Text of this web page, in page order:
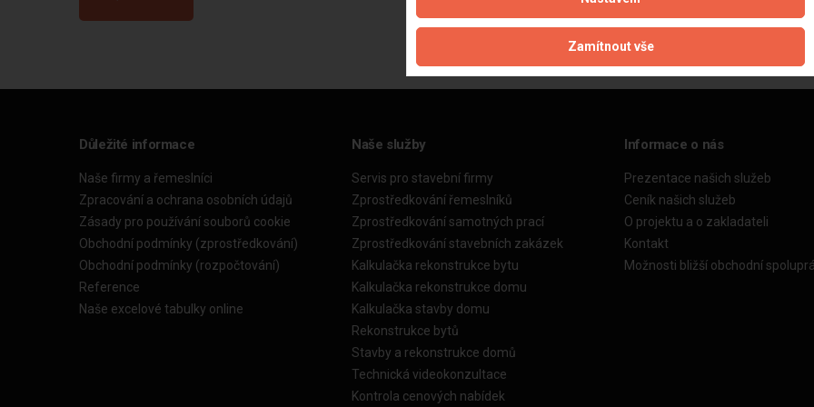
Důležité informace
Naše firmy a řemeslníci
Zpracování a ochrana osobních údajů
Zásady pro používání souborů cookie
Obchodní podmínky (zprostředkování)
Obchodní podmínky (rozpočtování)
Reference
Naše excelové tabulky online
Naše služby
Servis pro stavební firmy
Zprostředkování řemeslníků
Zprostředkování samotných prací
Zprostředkování stavebních zakázek
Kalkulačka rekonstrukce bytu
Kalkulačka rekonstrukce domu
Kalkulačka stavby domu
Rekonstrukce bytů
Stavby a rekonstrukce domů
Technická videokonzultace
Kontrola cenových nabídek
Informace o nás
Prezentace našich služeb
Ceník našich služeb
O projektu a o zakladateli
Kontakt
Možnosti bližší obchodní
Zamítnout vše